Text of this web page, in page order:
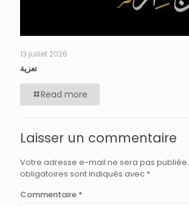
13 juillet 2026
تعزية
Read more
Laisser un commentaire
Votre adresse e-mail ne sera pas publiée.
obligatoires sont indiqués avec *
Commentaire *